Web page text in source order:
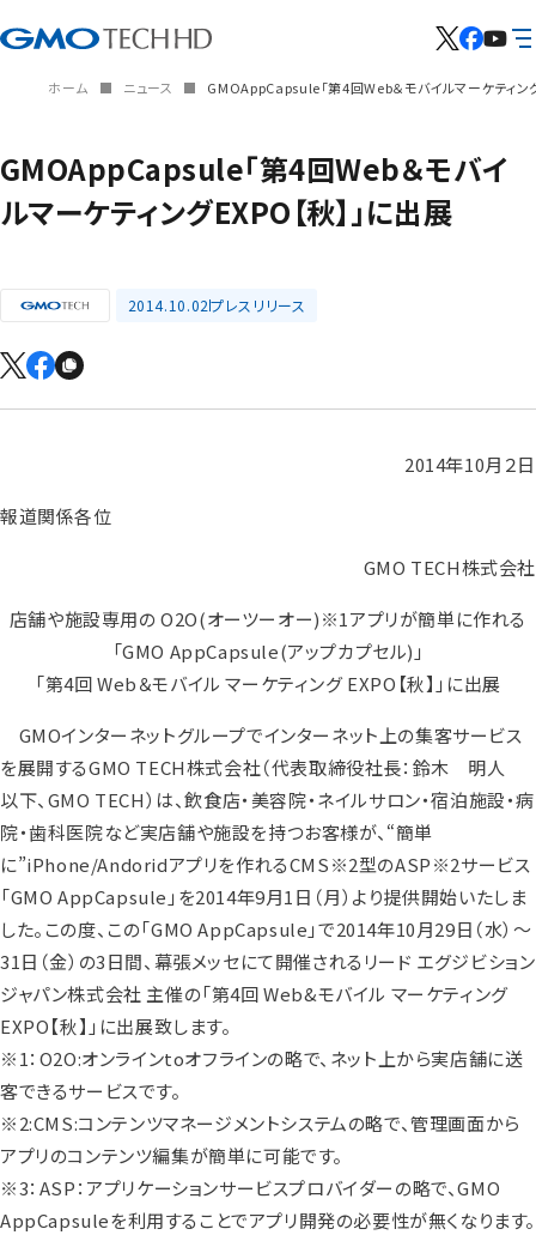
ホーム ニュース GMOAppCapsule「第4回Web＆モバイルマーケティン
GMOAppCapsule「第4回Web＆モバイ
ルマーケティングEXPO【秋】」に出展
2014.10.02プレスリリース
2014年10月２日
報道関係各位
GMO TECH株式会社
店舗や施設専用の O2O(オーツーオー)※1アプリが簡単に作れる
「GMO AppCapsule(アップカプセル)」
「第4回 Web＆モバイル マーケティング EXPO【秋】」に出展
GMOインターネットグループでインターネット上の集客サービス
を展開するGMO TECH株式会社（代表取締役社長：鈴木 明人
以下、GMO TECH）は、飲食店・美容院・ネイルサロン・宿泊施設・病
院・歯科医院など実店舗や施設を持つお客様が、“簡単
に”iPhone/Andoridアプリを作れるCMS※2型のASP※2サービス
「GMO AppCapsule」を2014年9月1日（月）より提供開始いたしま
した。この度、この「GMO AppCapsule」で2014年10月29日（水）～
31日（金）の3日間、幕張メッセにて開催されるリード エグジビション
ジャパン株式会社 主催の「第4回 Web&モバイル マーケティング
EXPO【秋】」に出展致します。
※1：O2O:オンラインtoオフラインの略で、ネット上から実店舗に送
客できるサービスです。
※2:CMS:コンテンツマネージメントシステムの略で、管理画面から
アプリのコンテンツ編集が簡単に可能です。
※3：ASP：アプリケーションサービスプロバイダーの略で、GMO
AppCapsuleを利用することでアプリ開発の必要性が無くなります。